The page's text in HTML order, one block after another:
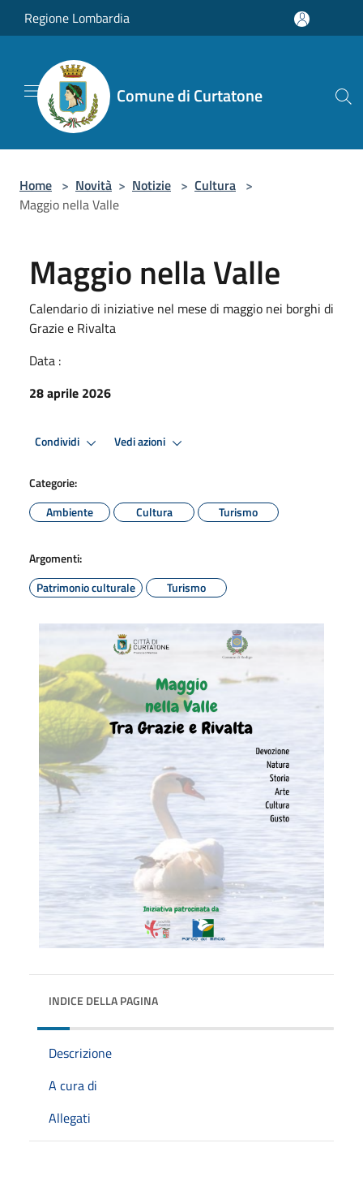
Salta al contenuto principale
Regione Lombardia
Comune di Curtatone
Home > Novità > Notizie > Cultura >
Maggio nella Valle
Maggio nella Valle
Calendario di iniziative nel mese di maggio nei borghi di
Grazie e Rivalta
Data :
28 aprile 2026
Condividi Vedi azioni
Categorie:
Ambiente
Cultura Turismo
Argomenti:
Patrimonio culturale
Turismo
INDICE DELLA PAGINA
Descrizione
A cura di
Allegati